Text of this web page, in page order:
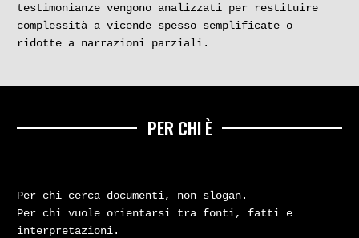
testimonianze vengono analizzati per restituire
complessità a vicende spesso semplificate o
ridotte a narrazioni parziali.
PER CHI È
Per chi cerca documenti, non slogan.
Per chi vuole orientarsi tra fonti, fatti e
interpretazioni.